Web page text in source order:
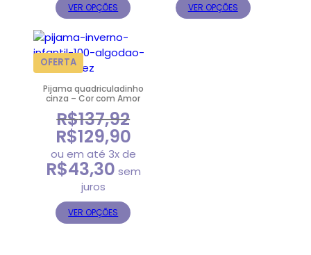
VER OPÇÕES VER OPÇÕES
OFERTAPRODUTO
EM
PROMOÇÃO
Pijama quadriculadinho
cinza – Cor com Amor
R$137,92
O
preço
original
era:
R$137,92.
R$129,90O
preço
atual
ou em até 3x de
R$43,30 sem
juros
VER OPÇÕES